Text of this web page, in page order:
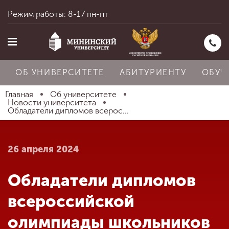
Главная
Абитуриенту
Режим работы: 8-17 пн-пт
ОБ УНИВЕРСИТЕТЕ АБИТУРИЕНТУ
Главная
Об университете
Новости университета
Обладатели дипломов всерос...
26 апреля 2024
Обладатели дипломов
всероссийской
олимпиады школьников